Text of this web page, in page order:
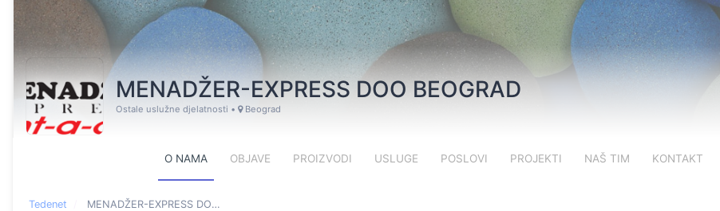
MENADŽER-EXPRESS DOO BEOGRAD
Ostale uslužne djelatnosti • Beograd
O NAMA OBJAVE PROIZVODI USLUGE POSLOVI PROJEKTI NAŠ TIM KONTAKT
Tedenet MENADŽER-EXPRESS DOO BEOGRAD - O nama